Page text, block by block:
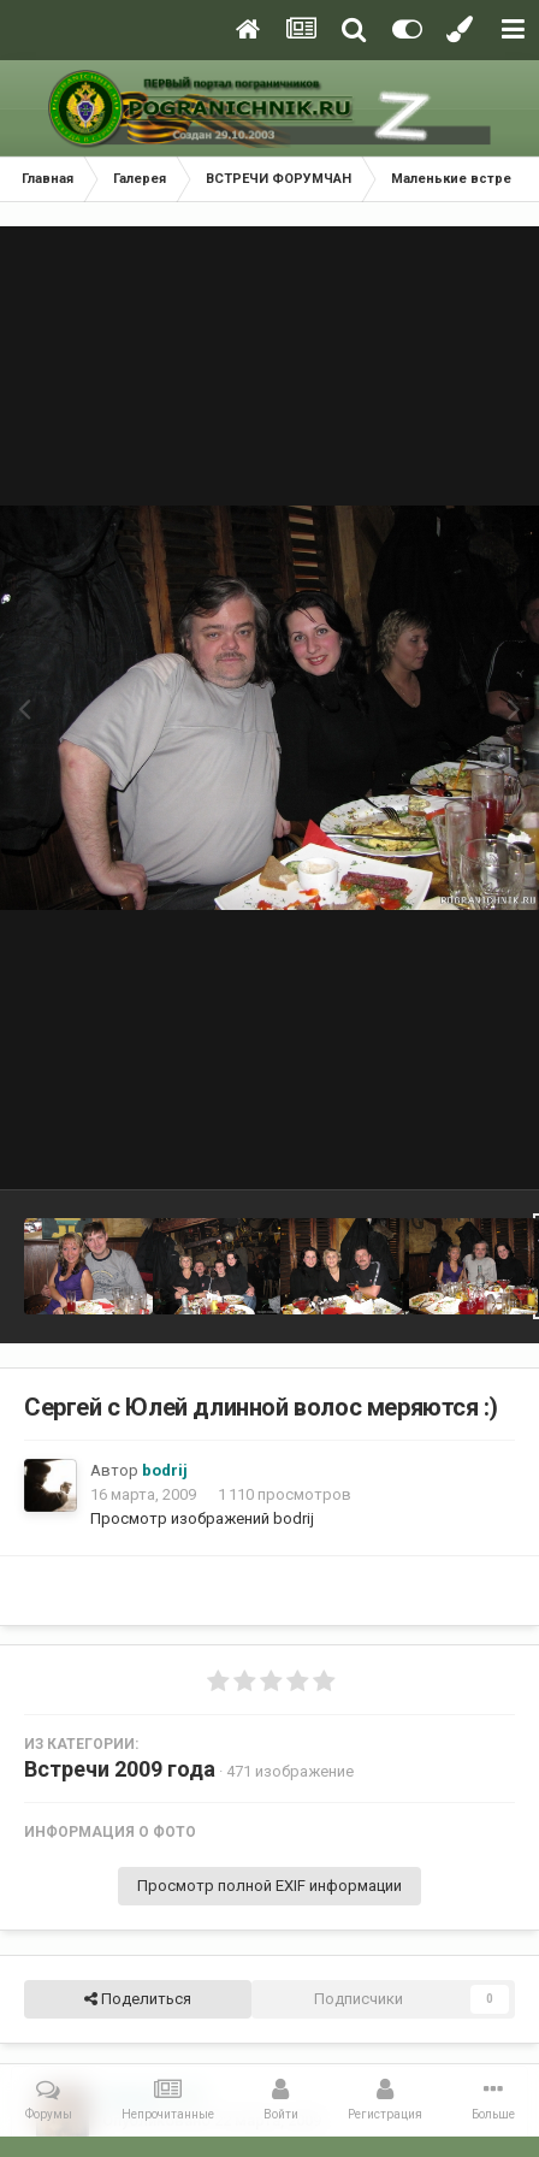
Главная Галерея ВСТРЕЧИ ФОРУМЧАН Маленькие встречи
Сергей с Юлей длинной волос меряются :)
Автор bodrij
16 марта, 2009
1 110 просмотров
Просмотр изображений bodrij
ИЗ КАТЕГОРИИ:
Встречи 2009 года · 471 изображение
ИНФОРМАЦИЯ О ФОТО
Просмотр полной EXIF информации
Поделиться Подписчики 0
Лёва34 935
Опубликовано 22 марта, 2009
Форумы Непрочитанные Войти Регистрация Больше